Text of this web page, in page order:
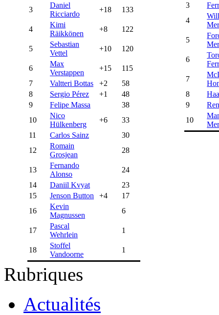
3
Daniel
Ricciardo
+18 133
4
Kimi
Räikkönen
+8 122
5
Sebastian
Vettel
+10 120
6
Max
Verstappen
+15
115
7
Valtteri Bottas +2
58
8
Sergio Pérez +1
48
9
Felipe Massa
38
10
Nico
Hülkenberg
+6
33
11
Carlos Sainz
30
12
Romain
Grosjean
28
13
Fernando
Alonso
24
14
Daniil Kvyat
23
15
Jenson Button +4
17
16
Kevin
Magnussen
6
17
Pascal
Wehrlein
1
18
Stoffel
Vandoorne
1
3
4
5
6
7
8
9
10
Rubriques
Actualités